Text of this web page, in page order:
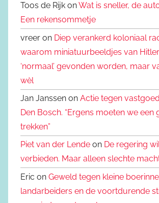
Toos de Rijk onWat is sneller, de
Een rekensommetje
vreer on Diep verankerd koloniaal
waarom miniatuurbeeldjes van
‘normaal’ gevonden worden, maar
wèl
Jan Janssen on Actie tegen
Den Bosch. “Ergens moeten we een
trekken”
Piet van der Lende on De regering
verbieden. Maar alleen slechte
Eric on Geweld tegen kleine
landarbeiders en de voortdurende